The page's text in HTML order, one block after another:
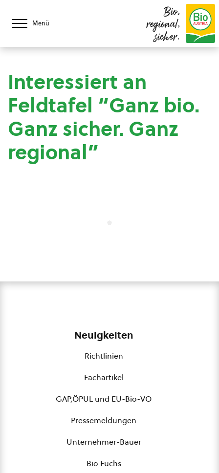
Menü
Bio,
regional,
sicher.
Interessiert an
Feldtafel “Ganz bio.
Ganz sicher. Ganz
regional”
Neuigkeiten
Richtlinien
Fachartikel
GAP,ÖPUL und EU-Bio-VO
Pressemeldungen
Unternehmer-Bauer
Bio Fuchs